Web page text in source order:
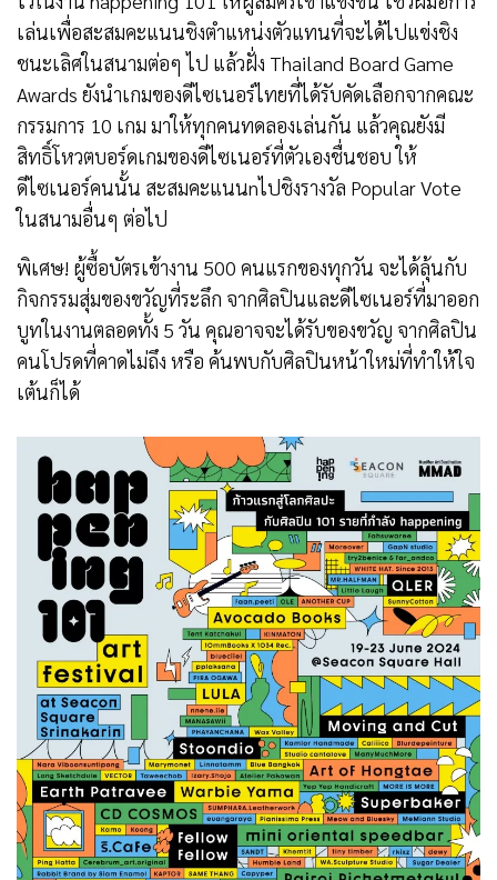
เล่นเพื่อสะสมคะแนนชิงตำแหน่งตัวแทนที่จะได้ไปแข่งชิง
ชนะเลิศในสนามต่อๆ ไป แล้วฝั่ง Thailand Board Game
Awards ยังนำเกมของดีไซเนอร์ไทยที่ได้รับคัดเลือกจากคณะ
กรรมการ 10 เกม มาให้ทุกคนทดลองเล่นกัน แล้วคุณยังมี
สิทธิ์โหวตบอร์ดเกมของดีไซเนอร์ที่ตัวเองชื่นชอบ ให้
ดีไซเนอร์คนนั้น สะสมคะแนนnไปชิงรางวัล Popular Vote
ในสนามอื่นๆ ต่อไป
พิเศษ! ผู้ซื้อบัตรเข้างาน 500 คนแรกของทุกวัน จะได้ลุ้นกับ
กิจกรรมสุ่มของขวัญที่ระลึก จากศิลปินและดีไซเนอร์ที่มาออก
บูทในงานตลอดทั้ง 5 วัน คุณอาจจะได้รับของขวัญ จากศิลปิน
คนโปรดที่คาดไม่ถึง หรือ ค้นพบกับศิลปินหน้าใหม่ที่ทำให้ใจ
เต้นก็ได้